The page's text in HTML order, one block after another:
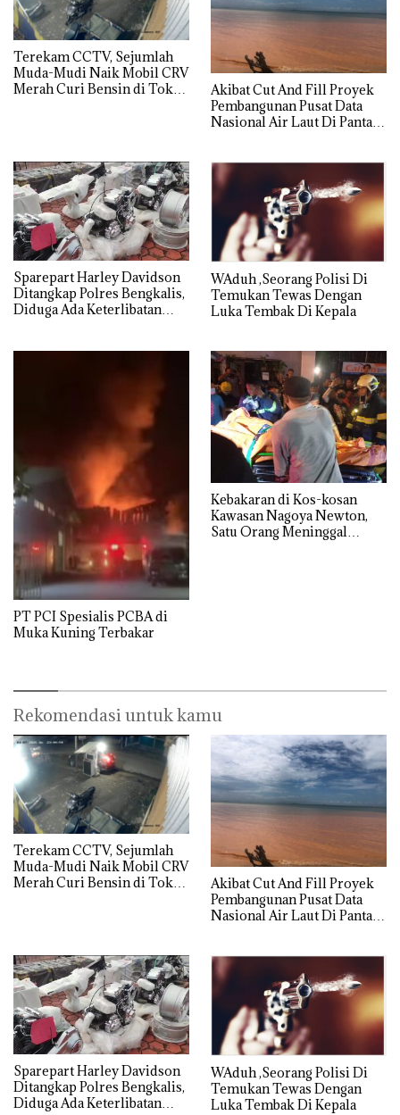
Terekam CCTV, Sejumlah
Muda-Mudi Naik Mobil CRV
Merah Curi Bensin di Toko
Akibat Cut And Fill Proyek
Pembangunan Pusat Data
Nasional Air Laut Di Pantai
Sparepart Harley Davidson
Ditangkap Polres Bengkalis,
Diduga Ada Keterlibatan
WAduh ,Seorang Polisi Di
Temukan Tewas Dengan
Luka Tembak Di Kepala
PT PCI Spesialis PCBA di
Muka Kuning Terbakar
Kebakaran di Kos-kosan
Kawasan Nagoya Newton,
Satu Orang Meninggal
Rekomendasi untuk kamu
Terekam CCTV, Sejumlah
Muda-Mudi Naik Mobil CRV
Merah Curi Bensin di Toko
Akibat Cut And Fill Proyek
Pembangunan Pusat Data
Nasional Air Laut Di Pantai
Sparepart Harley Davidson
Ditangkap Polres Bengkalis,
Diduga Ada Keterlibatan
WAduh ,Seorang Polisi Di
Temukan Tewas Dengan
Luka Tembak Di Kepala